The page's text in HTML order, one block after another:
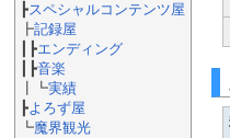
┣スペシャルコンテンツ屋
┣記録屋
┃┣エンディング
┃┣音楽
┃┗実績
┣よろず屋
┗魔界観光